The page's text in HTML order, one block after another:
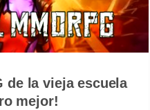
de la vieja escuela
mejor!